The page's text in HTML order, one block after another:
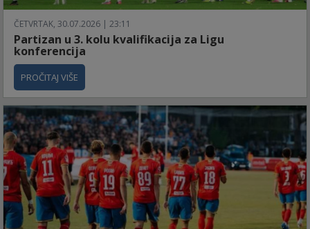
ČETVRTAK, 30.07.2026 | 23:11
Partizan u 3. kolu kvalifikacija za Ligu
konferencija
PROČITAJ VIŠE